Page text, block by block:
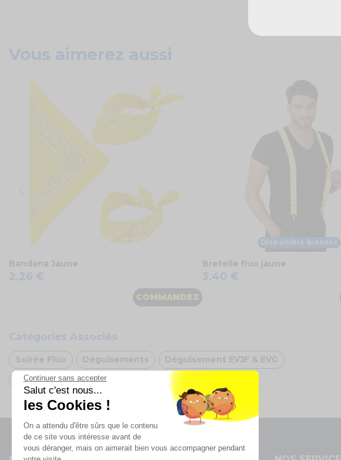
Continuer sans accepter
Salut c'est nous...
les Cookies !
On a attendu d'être sûrs que le contenu
de ce site vous intéresse avant de
vous déranger, mais on aimerait bien vous accompagner pendant
Vous aimerez aussi
Bandana Jaune
2,26 €
COMMANDEZ
Disponible bientôt
Bretelle fluo jaune
3,40 €
Catégories Associés
Soirée Fluo Déguisements
Déguisement EVJF & EVG
Déguisement rose fluo